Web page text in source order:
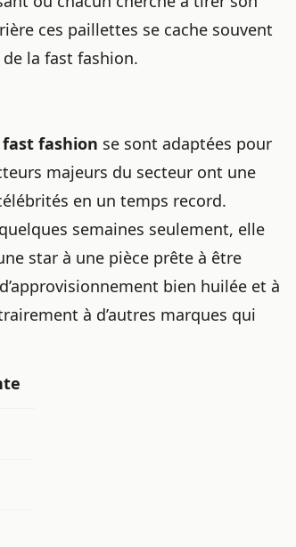
ces paillettes se cache souvent
la fast fashion.
fast fashion se sont adaptées pour
majeurs du secteur ont une
en un temps record.
semaines seulement, elle
star à une pièce prête à être
bien huilée et à
à d’autres marques qui